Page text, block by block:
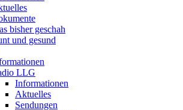
bisher geschah
und gesund
LLG
Informationen
Aktuelles
Sendungen